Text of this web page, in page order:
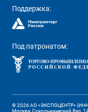
Поддержка:
Под патронатом:
© 2026 АО «ЭКСПОЦЕНТР»
Москва, Сокольнический Вал,